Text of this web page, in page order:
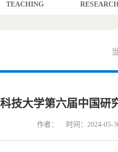
TEACHING
技大学第六届中国研
作者： 时间：2024-